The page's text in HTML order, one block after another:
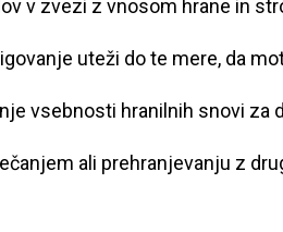
v zvezi z vnosom hrane in
uteži do te mere, da
vsebnosti hranilnih snovi za
ali prehranjevanju z